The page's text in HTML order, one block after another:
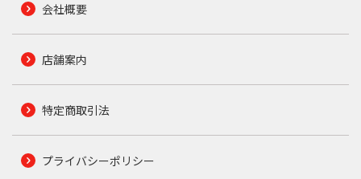
会社概要
店舗案内
特定商取引法
プライバシーポリシー